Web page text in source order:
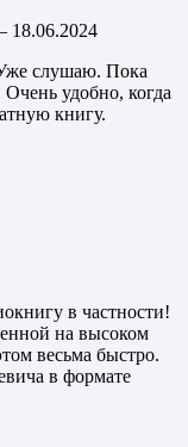
18.06.2024
слушаю. Пока
удобно, когда
книгу.
в частности!
на высоком
весьма быстро.
в формате